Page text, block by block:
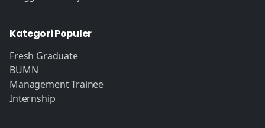
Kategori Populer
Fresh Graduate
BUMN
Management Trainee
Internship